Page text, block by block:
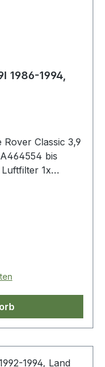
1986-1994,
Classic 3,9
bis
1x